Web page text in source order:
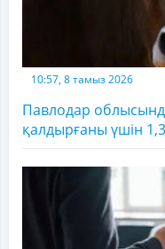
10:57, 8 тамыз 2026
Павлодар
қалдырғаны үшін